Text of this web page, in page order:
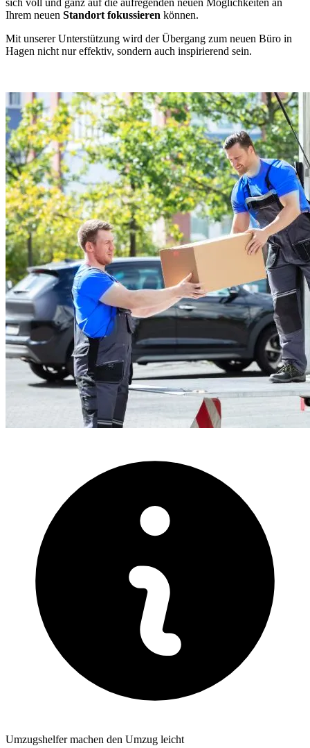
Ihrem neuen Standort fokussieren können.
Mit unserer Unterstützung wird der Übergang zum neuen Büro in
Hagen nicht nur effektiv, sondern auch inspirierend sein.
Umzugshelfer machen den Umzug leicht